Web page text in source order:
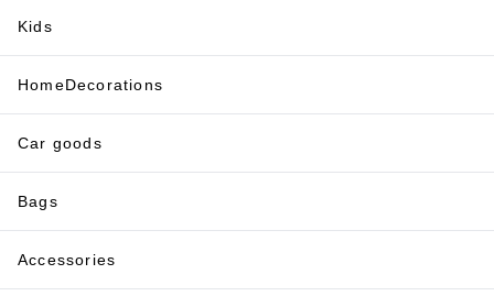
Kids
HomeDecorations
Car goods
Bags
Accessories